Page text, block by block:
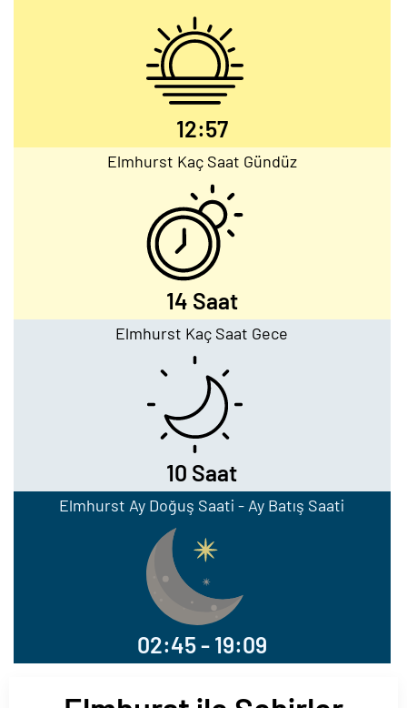
12:57
Elmhurst Kaç Saat Gündüz
14 Saat
Elmhurst Kaç Saat Gece
10 Saat
Elmhurst Ay Doğuş Saati - Ay Batış Saati
02:45 - 19:09